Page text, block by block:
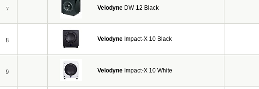
Уникальность Velodyne - результат слияния революционных технологий Силиконовой
7 Velodyne DW-12 Black
8 Velodyne Impact-X 10 Black
9 Velodyne Impact-X 10 White